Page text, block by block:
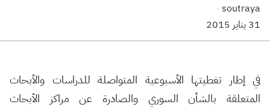
soutraya
·
31 يناير 2015
في إطار تغطيتها الأسبوعية المتواصلة للدراسات والأبحاث
المتعلقة بالشأن السوري والصادرة عن مراكز الأبحاث